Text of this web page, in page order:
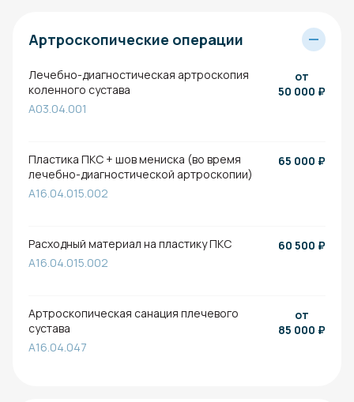
Артроскопические операции
Лечебно-диагностическая артроскопия
коленного сустава
A03.04.001
от
50 000 ₽
Пластика ПКС + шов мениска (во время
лечебно-диагностической артроскопии)
A16.04.015.002
65 000 ₽
Расходный материал на пластику ПКС
A16.04.015.002
60 500 ₽
Артроскопическая санация плечевого
сустава
A16.04.047
от
85 000 ₽